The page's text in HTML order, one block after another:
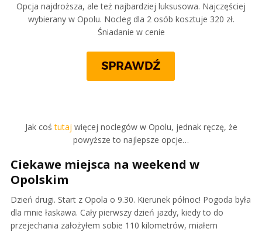
Opcja najdroższa, ale też najbardziej luksusowa. Najczęściej
wybierany w Opolu. Nocleg dla 2 osób kosztuje 320 zł.
Śniadanie w cenie
Jak cośtutaj więcej noclegów w Opolu, jednak ręczę, że
powyższe to najlepsze opcje…
Ciekawe miejsca na weekend w
Opolskim
Dzień drugi. Start z Opola o 9.30. Kierunek północ! Pogoda była
dla mnie łaskawa. Cały pierwszy dzień jazdy, kiedy to do
przejechania założyłem sobie 110 kilometrów, miałem